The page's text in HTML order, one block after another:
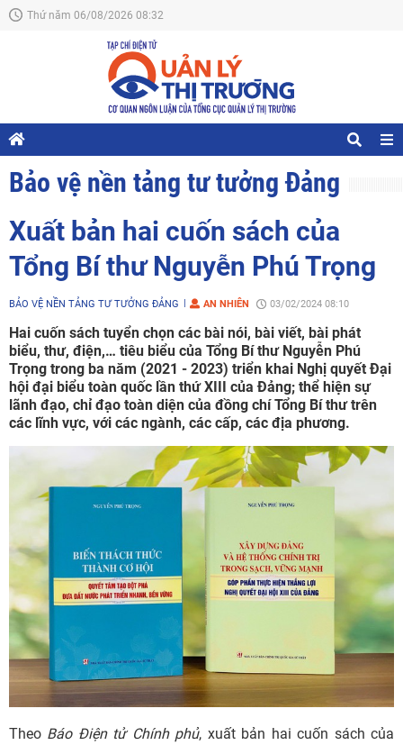
Thứ năm 06/08/2026 08:32
Bảo vệ nền tảng tư tưởng Đảng
Xuất bản hai cuốn sách của
Tổng Bí thư Nguyễn Phú Trọng
BẢO VỆ NỀN TẢNG TƯ TƯỞNG ĐẢNG AN NHIÊN 03/02/2024 08:10
Hai cuốn sách tuyển chọn các bài nói, bài viết, bài phát
biểu, thư, điện,… tiêu biểu của Tổng Bí thư Nguyễn Phú
Trọng trong ba năm (2021 - 2023) triển khai Nghị quyết Đại
hội đại biểu toàn quốc lần thứ XIII của Đảng; thể hiện sự
lãnh đạo, chỉ đạo toàn diện của đồng chí Tổng Bí thư trên
các lĩnh vực, với các ngành, các cấp, các địa phương.
Theo Báo Điện tử Chính phủ, xuất bản hai cuốn sách của